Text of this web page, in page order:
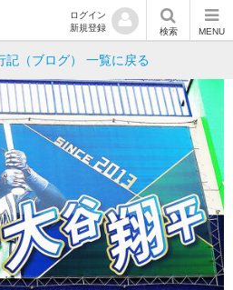
ログイン
新規登録
検索 MENU
記（ブログ） 一覧に戻る